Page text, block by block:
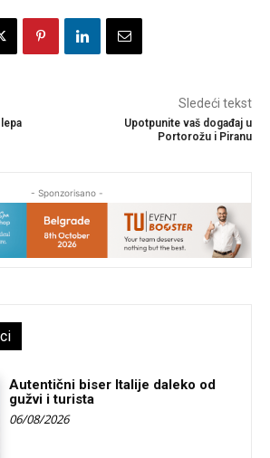
Sledeći tekst
Upotpunite vaš događaj u
Portorožu i Piranu
- Sponzorisano -
Autentični biser Italije daleko od
gužvi i turista
06/08/2026